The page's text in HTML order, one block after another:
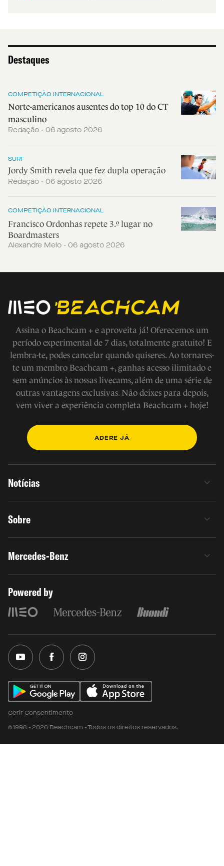
Destaques
COMPETIÇÃO INTERNACIONAL
Norte-americanos ausentes do top 10 do CT
masculino
Redação - 06 agosto 2026
SURF
Jordy Smith revela que fez dupla operação
Redação - 06 agosto 2026
COMPETIÇÃO INTERNACIONAL
Francisco Ordonhas repete 3.º lugar no
Boardmasters
Alexandre Melo - 06 agosto 2026
Assina o Beachcam + e aproveita já! Oferecemos um
período experimental de 7 dias, totalmente gratuito! E
lembra-te, podes cancelar quando quiseres. Ao tornares-
te um membro Beachcam +, ganhas acesso ilimitado e
sem anúncios às nossas livecams, além de uma série de
outras vantagens exclusivas. Não deixes para depois,
vem viver a experiência completa Beachcam + hoje!
ADERE JÁ
Notícias
Sobre
Mercedes-Benz
Powered by
Gerir Consentimento
©1998 - 2026 Beachcam - Todos os direitos reservados.